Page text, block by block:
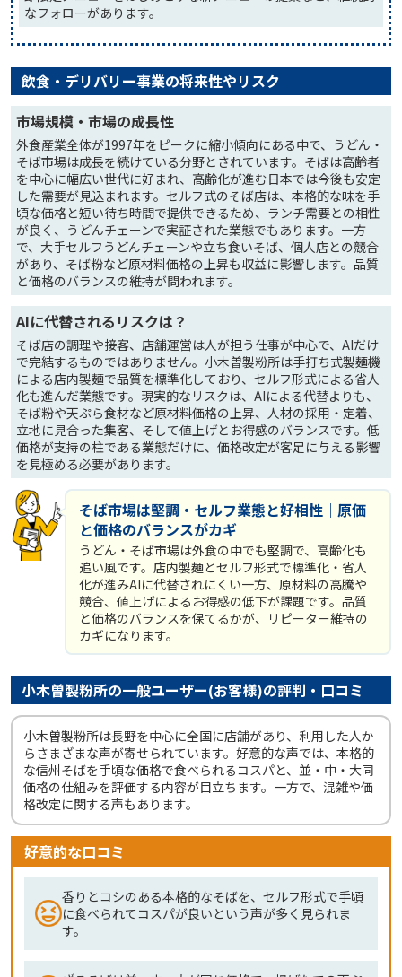
なフォローがあります。
飲食・デリバリー事業の将来性やリスク
市場規模・市場の成長性
外食産業全体が1997年をピークに縮小傾向にある中で、うどん・
そば市場は成長を続けている分野とされています。そばは高齢者
を中心に幅広い世代に好まれ、高齢化が進む日本では今後も安定
した需要が見込まれます。セルフ式のそば店は、本格的な味を手
頃な価格と短い待ち時間で提供できるため、ランチ需要との相性
が良く、うどんチェーンで実証された業態でもあります。一方
で、大手セルフうどんチェーンや立ち食いそば、個人店との競合
があり、そば粉など原材料価格の上昇も収益に影響します。品質
と価格のバランスの維持が問われます。
AIに代替されるリスクは？
そば店の調理や接客、店舗運営は人が担う仕事が中心で、AIだけ
で完結するものではありません。小木曽製粉所は手打ち式製麺機
による店内製麺で品質を標準化しており、セルフ形式による省人
化も進んだ業態です。現実的なリスクは、AIによる代替よりも、
そば粉や天ぷら食材など原材料価格の上昇、人材の採用・定着、
立地に見合った集客、そして値上げとお得感のバランスです。低
価格が支持の柱である業態だけに、価格改定が客足に与える影響
を見極める必要があります。
そば市場は堅調・セルフ業態と好相性｜原価
と価格のバランスがカギ
うどん・そば市場は外食の中でも堅調で、高齢化も
追い風です。店内製麺とセルフ形式で標準化・省人
化が進みAIに代替されにくい一方、原材料の高騰や
競合、値上げによるお得感の低下が課題です。品質
と価格のバランスを保てるかが、リピーター維持の
カギになります。
小木曽製粉所の一般ユーザー(お客様)の評判・口コミ
小木曽製粉所は長野を中心に全国に店舗があり、利用した人か
らさまざまな声が寄せられています。好意的な声では、本格的
な信州そばを手頃な価格で食べられるコスパと、並・中・大同
価格の仕組みを評価する内容が目立ちます。一方で、混雑や価
格改定に関する声もあります。
好意的な口コミ
香りとコシのある本格的なそばを、セルフ形式で手頃
に食べられてコスパが良いという声が多く見られま
す。